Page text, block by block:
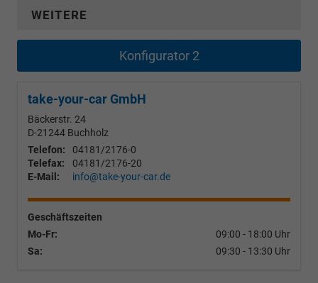
WEITERE
Konfigurator 2
take-your-car GmbH
Bäckerstr. 24
D-21244 Buchholz
Telefon:
04181/2176-0
Telefax:
04181/2176-20
E-Mail:
info@take-your-car.de
Geschäftszeiten
Mo-Fr:
09:00 - 18:00 Uhr
Sa:
09:30 - 13:30 Uhr